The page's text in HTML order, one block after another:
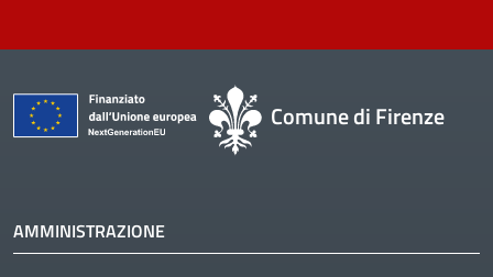
Comune di Firenze
AMMINISTRAZIONE